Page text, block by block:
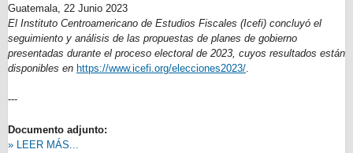
Guatemala, 22 Junio 2023
El Instituto Centroamericano de Estudios Fiscales (Icefi) concluyó el
seguimiento y análisis de las propuestas de planes de gobierno
presentadas durante el proceso electoral de 2023, cuyos resultados están
disponibles en https://www.icefi.org/elecciones2023/.
---
Documento adjunto:
» LEER MÁS...